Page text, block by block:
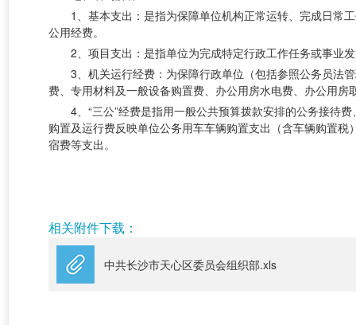
1、基本支出：是指为保障单位机构正常运转、完成日常
公用经费。
2、项目支出：是指单位为完成特定行政工作任务或事业
3、机关运行经费：为保障行政单位（包括参照公务员法
费、专用材料及一般设备购置费、办公用房水电费、办公用
4、“三公”经费是指用一般公共预算拨款安排的公务接待
购置及运行费反映单位公务用车车辆购置支出（含车辆购置
宿费等支出。
相关附件下载：
中共长沙市天心区委员会组织部.xls